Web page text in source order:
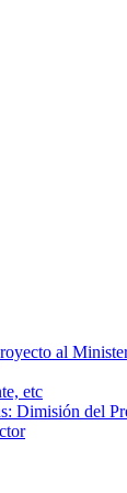
al
etc
Dimisión del